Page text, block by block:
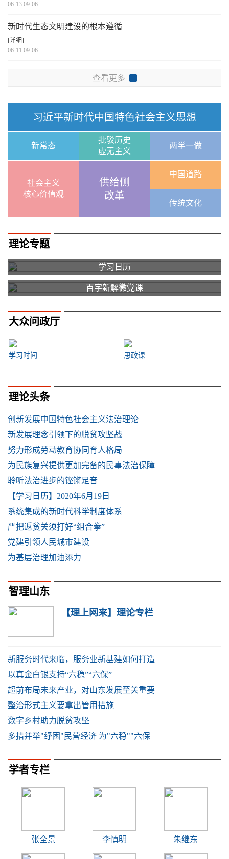
06-13 09-06
新时代生态文明建设的根本遵循
[详细]
06-11 09-06
查看更多
习近平新时代中国特色社会主义思想
新常态
批驳历史
虚无主义
两学一做
社会主义
核心价值观
供给侧
改革
中国道路
传统文化
理论专题
学习日历
百字新解微党课
大众问政厅
学习时间 思政课
理论头条
创新发展中国特色社会主义法治理论
新发展理念引领下的脱贫攻坚战
努力形成劳动教育协同育人格局
为民族复兴提供更加完备的民事法治保障
聆听法治进步的铿锵足音
【学习日历】2020年6月19日
系统集成的新时代科学制度体系
严把返贫关须打好“组合拳”
党建引领人民城市建设
为基层治理加油添力
智理山东
【理上网来】理论专栏
新服务时代来临，服务业新基建如何打造
以真金白银支持“六稳”“六保”
超前布局未来产业，对山东发展至关重要
整治形式主义要拿出管用措施
数字乡村助力脱贫攻坚
多措并举"纾困"民营经济 为"六稳""六保
学者专栏
张全景 李慎明 朱继东